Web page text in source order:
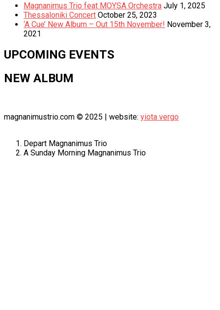
(2016)
here!
Duende
Jazz
Magnanimus Trio feat MOYSA Orchestra July 1, 2025
Thessaloniki Concert October 25, 2023
‘A Cue’ New Album – Out 15th November! November 3,
2021
UPCOMING EVENTS
NEW ALBUM
magnanimustrio.com © 2025 | website: yiota vergo
Depart Magnanimus Trio
A Sunday Morning Magnanimus Trio